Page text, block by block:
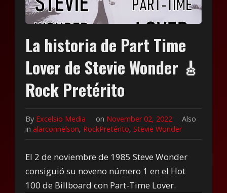
La historia de Part Time
Lover de Stevie Wonder 🎸
Rock Pretérito
By Excelsio Media on November 02, 2022
Also
inalarconnelson, RockPretérito,Stevie Wonder
El 2 de noviembre de 1985 Steve Wonder
consiguió su noveno número 1 en el Hot
100 de Billboard con Part-Time Lover.